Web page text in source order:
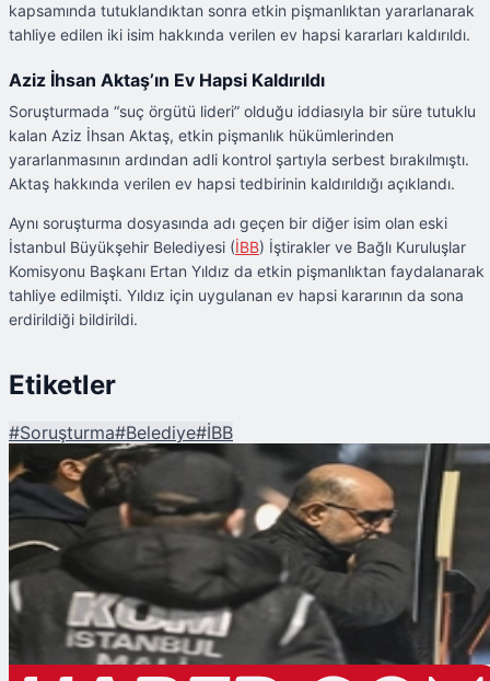
kapsamında tutuklandıktan sonra etkin pişmanlıktan yararlanarak
tahliye edilen iki isim hakkında verilen ev hapsi kararları kaldırıldı.
Aziz İhsan Aktaş’ın Ev Hapsi Kaldırıldı
Soruşturmada “suç örgütü lideri” olduğu iddiasıyla bir süre tutuklu
kalan Aziz İhsan Aktaş, etkin pişmanlık hükümlerinden
yararlanmasının ardından adli kontrol şartıyla serbest bırakılmıştı.
Aktaş hakkında verilen ev hapsi tedbirinin kaldırıldığı açıklandı.
Aynı soruşturma dosyasında adı geçen bir diğer isim olan eski
İstanbul Büyükşehir Belediyesi (İBB) İştirakler ve Bağlı Kuruluşlar
Komisyonu Başkanı Ertan Yıldız da etkin pişmanlıktan faydalanarak
tahliye edilmişti. Yıldız için uygulanan ev hapsi kararının da sona
erdirildiği bildirildi.
Etiketler
#Soruşturma#Belediye#İBB
Şu An Okunan
Aziz İhsan Aktaş'ın Ev Hapsi Kaldırıldı